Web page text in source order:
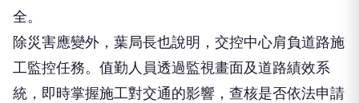
全。
除災害應變外，葉局長也說明，交控中心肩負道路施
工監控任務。值勤人員透過監視畫面及道路績效系
統，即時掌握施工對交通的影響，查核是否依法申請